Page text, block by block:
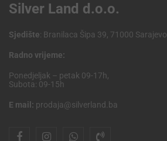
Silver Land d.o.o.
Sjedište: Branilaca Šipa 39, 71000 Sarajevo
Radno vrijeme:
Ponedjeljak – petak 09-17h,
Subota: 09-15h
E mail: prodaja@silverland.ba